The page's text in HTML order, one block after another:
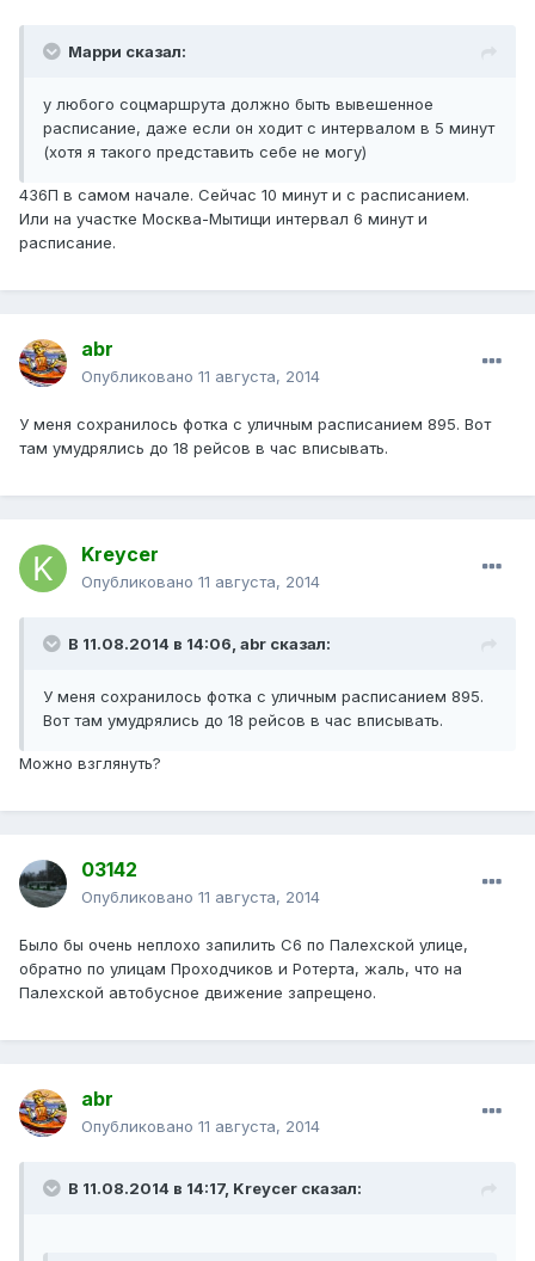
Марри сказал:
у любого соцмаршрута должно быть вывешенное
расписание, даже если он ходит с интервалом в 5 минут
(хотя я такого представить себе не могу)
436П в самом начале. Сейчас 10 минут и с расписанием.
Или на участке Москва-Мытищи интервал 6 минут и
расписание.
abr
Опубликовано 11 августа, 2014
У меня сохранилось фотка с уличным расписанием 895. Вот
там умудрялись до 18 рейсов в час вписывать.
Kreycer
Опубликовано 11 августа, 2014
В 11.08.2014 в 14:06, abr сказал:
У меня сохранилось фотка с уличным расписанием 895.
Вот там умудрялись до 18 рейсов в час вписывать.
Можно взглянуть?
03142
Опубликовано 11 августа, 2014
Было бы очень неплохо запилить С6 по Палехской улице,
обратно по улицам Проходчиков и Ротерта, жаль, что на
Палехской автобусное движение запрещено.
abr
Опубликовано 11 августа, 2014
В 11.08.2014 в 14:17, Kreycer сказал: